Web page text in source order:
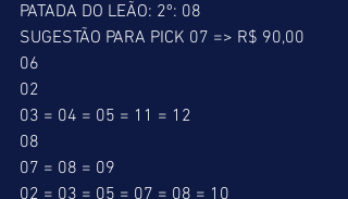
PATADA DO LEÃO: 2º: 08
SUGESTÃO PARA PICK 07 => R$ 90,00
06
02
03 = 04 = 05 = 11 = 12
08
07 = 08 = 09
02 = 03 = 05 = 07 = 08 = 10